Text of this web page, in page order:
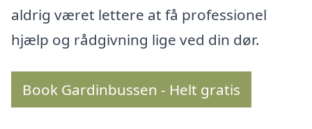
aldrig været lettere at få professionel
hjælp og rådgivning lige ved din dør.
Book Gardinbussen - Helt gratis